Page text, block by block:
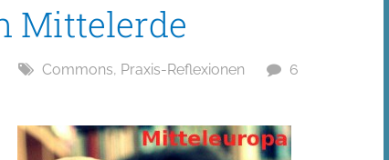
Mittelerde
Commons, Praxis-Reflexionen
6